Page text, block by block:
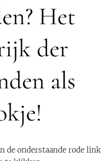
Het
der
als
de onderstaande rode link